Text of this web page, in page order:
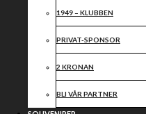
1949 – KLUBBEN
PRIVAT-SPONSOR
2 KRONAN
BLI VÅR PARTNER